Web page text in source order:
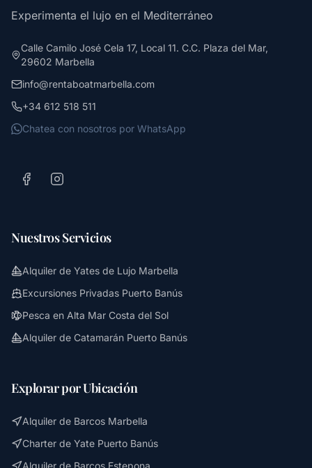
Experimenta el lujo en el Mediterráneo
Calle Camilo José Cela 17, Local 11. C.C. Plaza del Mar,
29602 Marbella
info@rentaboatmarbella.com
+34 612 518 511
Chatea con nosotros por WhatsApp
Nuestros Servicios
Alquiler de Yates de Lujo Marbella
Excursiones Privadas Puerto Banús
Pesca en Alta Mar Costa del Sol
Alquiler de Catamarán Puerto Banús
Explorar por Ubicación
Alquiler de Barcos Marbella
Charter de Yate Puerto Banús
Alquiler de Barcos Estepona